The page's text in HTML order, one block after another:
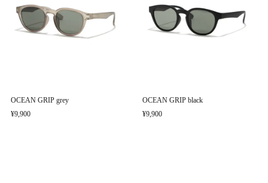
OCEAN GRIP grey
¥9,900
OCEAN GRIP black
¥9,900